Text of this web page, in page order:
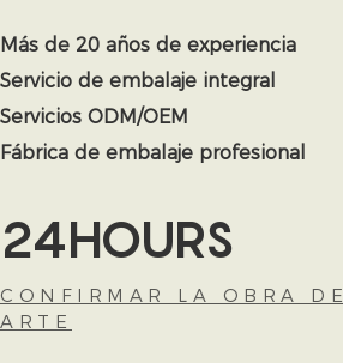
Más de 20 años de experiencia
Servicio de embalaje integral
Servicios ODM/OEM
Fábrica de embalaje profesional
24HOURS
CONFIRMAR LA OBRA DE
ARTE